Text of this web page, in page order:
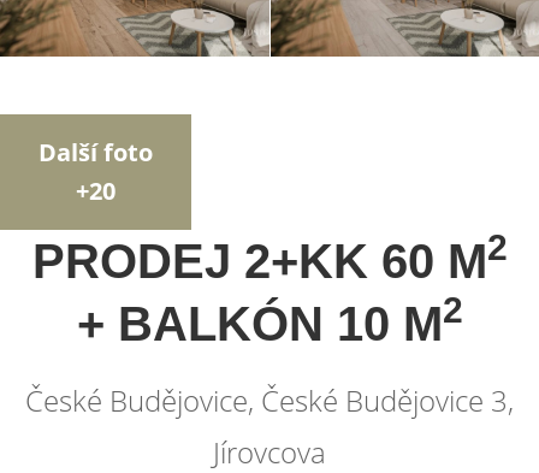
Další foto
+20
PRODEJ 2+KK 60 M2
+ BALKÓN 10 M2
České Budějovice, České Budějovice 3,
Jírovcova